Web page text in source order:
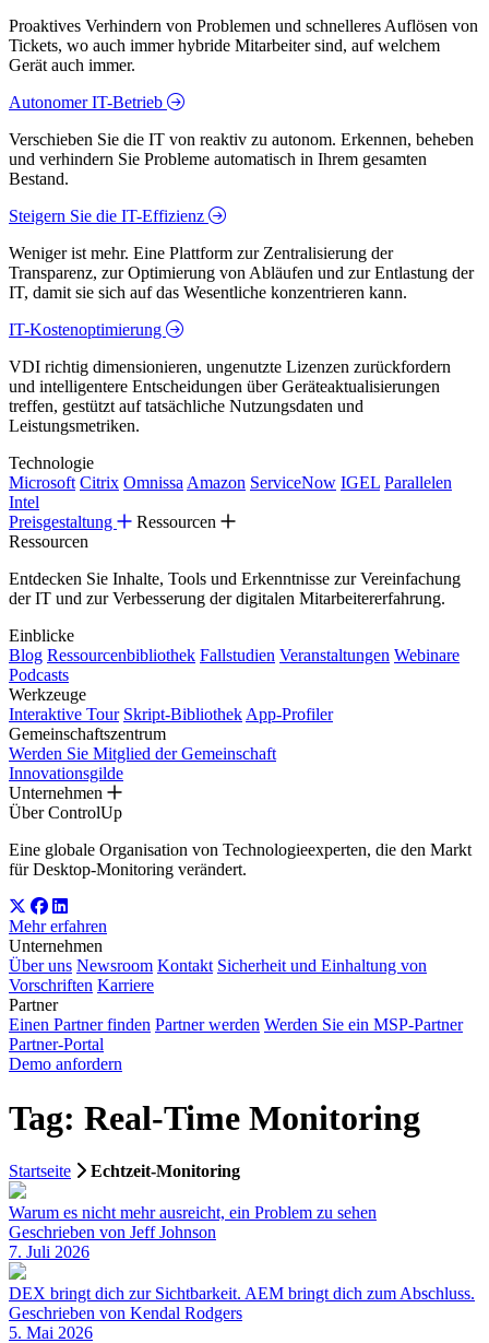
Proaktives Verhindern von Problemen und schnelleres Auflösen von
Tickets, wo auch immer hybride Mitarbeiter sind, auf welchem
Gerät auch immer.
Autonomer IT-Betrieb
Verschieben Sie die IT von reaktiv zu autonom. Erkennen, beheben
und verhindern Sie Probleme automatisch in Ihrem gesamten
Bestand.
Steigern Sie die IT-Effizienz
Weniger ist mehr. Eine Plattform zur Zentralisierung der
Transparenz, zur Optimierung von Abläufen und zur Entlastung der
IT, damit sie sich auf das Wesentliche konzentrieren kann.
IT-Kostenoptimierung
VDI richtig dimensionieren, ungenutzte Lizenzen zurückfordern
und intelligentere Entscheidungen über Geräteaktualisierungen
treffen, gestützt auf tatsächliche Nutzungsdaten und
Leistungsmetriken.
Technologie
Microsoft Citrix Omnissa Amazon ServiceNow IGEL Parallelen
Intel
Preisgestaltung
Ressourcen
Ressourcen
Entdecken Sie Inhalte, Tools und Erkenntnisse zur Vereinfachung
der IT und zur Verbesserung der digitalen Mitarbeitererfahrung.
Einblicke
Blog Ressourcenbibliothek Fallstudien Veranstaltungen Webinare
Podcasts
Werkzeuge
Interaktive Tour Skript-Bibliothek App-Profiler
Gemeinschaftszentrum
Werden Sie Mitglied der Gemeinschaft
Innovationsgilde
Unternehmen
Über ControlUp
Eine globale Organisation von Technologieexperten, die den Markt
für Desktop-Monitoring verändert.
Mehr erfahren
Unternehmen
Über uns Newsroom Kontakt Sicherheit und Einhaltung von
Vorschriften Karriere
Partner
Einen Partner finden Partner werden Werden Sie ein MSP-Partner
Partner-Portal
Demo anfordern
Tag: Real-Time Monitoring
Startseite Echtzeit-Monitoring
Warum es nicht mehr ausreicht, ein Problem zu sehen
Geschrieben von Jeff Johnson
7. Juli 2026
DEX bringt dich zur Sichtbarkeit. AEM bringt dich zum Abschluss.
Geschrieben von Kendal Rodgers
5. Mai 2026